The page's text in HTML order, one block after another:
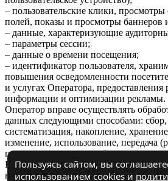
– пользовательские клики,
полей, показы и просмотры баннеров
– данные, характеризующие
– параметры сессии;
– данные о времени посещения;
– идентификатор пользователя,
повышения осведомленности
и услугах Оператора,
информации и оптимизации рекламы.
Оператор вправе осуществлять
данных следующими способами: сбор,
систематизация, накопление,
изменение, использование, передача
предоставление, доступ).
Настоящее согласие вступает в силу
на Сайт Оператора и действует в
Пользуясь сайтом, вы
использованием cookies и